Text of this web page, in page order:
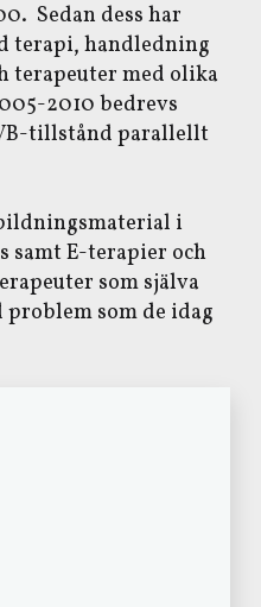
Sedan dess har
terapi, handledning
terapeuter med olika
2010 bedrevs
tillstånd parallellt
i
samt E-terapier och
som själva
som de idag